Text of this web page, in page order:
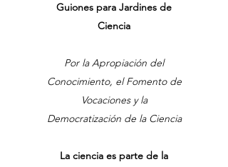
Guiones para Jardines de
Ciencia
Por la Apropiación del
Conocimiento, el Fomento de
Vocaciones y la
Democratización de la Ciencia
La ciencia es parte de la